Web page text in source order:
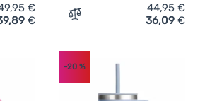
Hydro Flask All around
€
€ Zum Vergleich
44,95€
36,09 €
-20%